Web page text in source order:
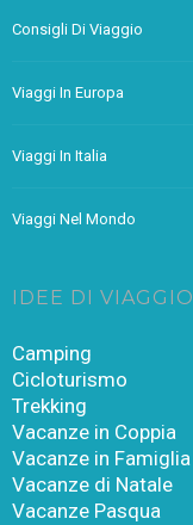
Consigli Di Viaggio
Viaggi In Europa
Viaggi In Italia
Viaggi Nel Mondo
IDEE DI VIAGGIO
Camping
Cicloturismo
Trekking
Vacanze in Coppia
Vacanze in Famiglia
Vacanze di Natale
Vacanze Pasqua